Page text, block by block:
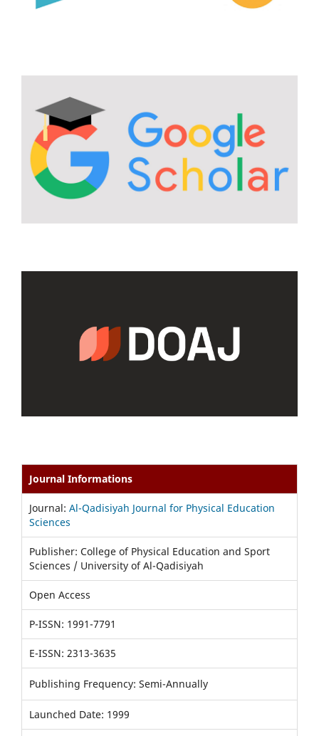
Journal Informations
Journal: Al-Qadisiyah Journal for Physical Education
Sciences
Publisher: College of Physical Education and Sport
Sciences / University of Al-Qadisiyah
Open Access
P-ISSN: 1991-7791
E-ISSN: 2313-3635
Publishing Frequency: Semi-Annually
Launched Date: 1999